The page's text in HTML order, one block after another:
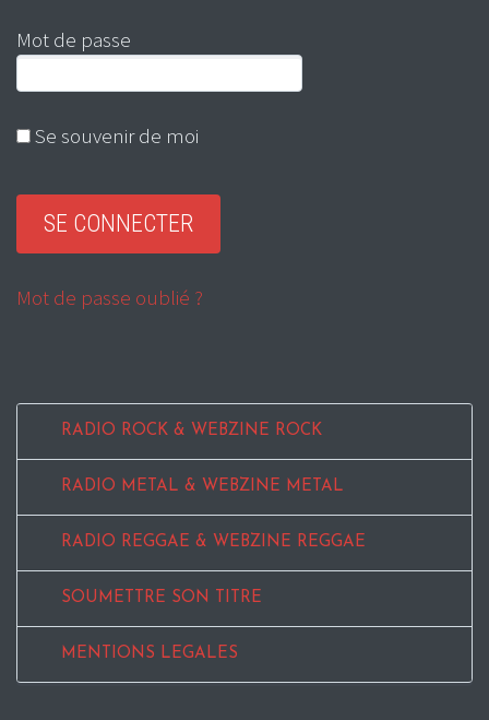
Mot de passe
Se souvenir de moi
Mot de passe oublié ?
RADIO ROCK & WEBZINE ROCK
RADIO METAL & WEBZINE METAL
RADIO REGGAE & WEBZINE REGGAE
SOUMETTRE SON TITRE
MENTIONS LEGALES